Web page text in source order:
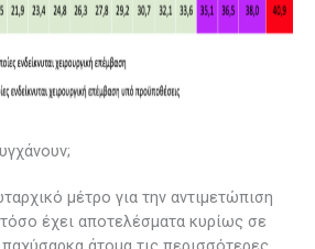
μέτρο για την αντιμετώπιση
έχει αποτελέσματα κυρίως σε